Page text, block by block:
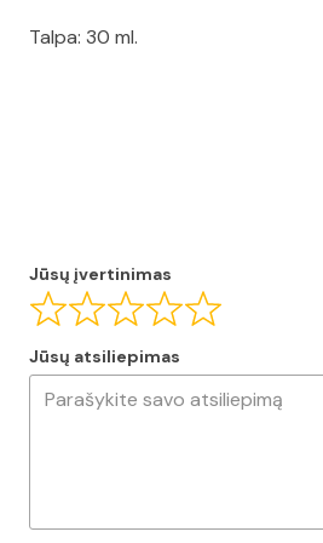
Talpa: 30 ml.
Jūsų įvertinimas
Jūsų atsiliepimas